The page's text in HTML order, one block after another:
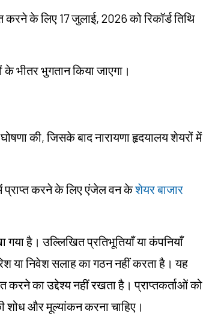
करने के लिए 17 जुलाई, 2026 को रिकॉर्ड तिथि
भीतर भुगतान किया जाएगा।
की, जिसके बाद नारायणा हृदयालय शेयरों में
प्राप्त करने के लिए एंजेल वन केशेयर बाजार
गया है। उल्लिखित प्रतिभूतियाँ या कंपनियाँ
या निवेश सलाह का गठन नहीं करता है। यह
करने का उद्देश्य नहीं रखता है। प्राप्तकर्ताओं को
शोध और मूल्यांकन करना चाहिए।